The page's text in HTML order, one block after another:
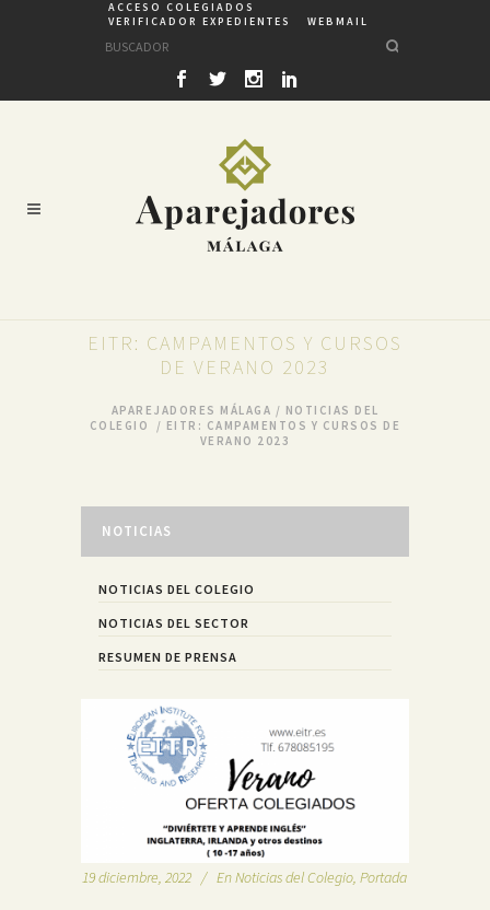
ACCESO COLEGIADOS
VERIFICADOR EXPEDIENTES
WEBMAIL
EITR: CAMPAMENTOS Y CURSOS
DE VERANO 2023
APAREJADORES MÁLAGA / NOTICIAS DEL
COLEGIO
/ EITR: CAMPAMENTOS Y CURSOS DE
VERANO 2023
NOTICIAS
NOTICIAS DEL COLEGIO
NOTICIAS DEL SECTOR
RESUMEN DE PRENSA
19 diciembre, 2022 EnNoticias del Colegio Portada